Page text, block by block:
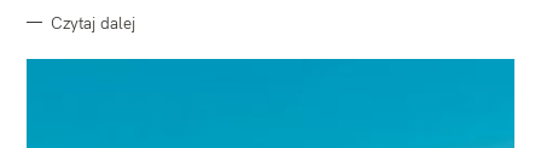
Czytaj dalej